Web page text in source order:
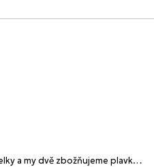
a my dvě zbožňujeme plavky“